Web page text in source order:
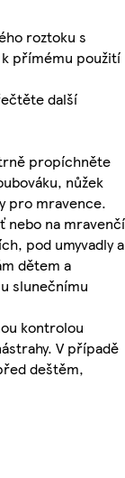
roztoku s
přímému použití
další
propíchněte
nůžek
pro mravence.
nebo na mravenčí
pod umyvadly a
dětem a
slunečnímu
kontrolou
V případě
deštěm,